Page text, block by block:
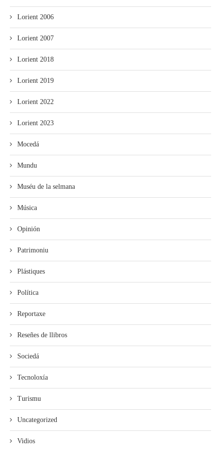
Lorient 2006
Lorient 2007
Lorient 2018
Lorient 2019
Lorient 2022
Lorient 2023
Mocedá
Mundu
Muséu de la selmana
Música
Opinión
Patrimoniu
Plástiques
Política
Reportaxe
Reseñes de llibros
Sociedá
Tecnoloxía
Turismu
Uncategorized
Vidios